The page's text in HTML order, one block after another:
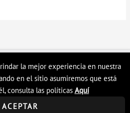
la mejor experiencia en nuestra
en el sitio asumiremos que está
consulta las políticas Aquí
ACEPTAR
Tienda en linea LyH